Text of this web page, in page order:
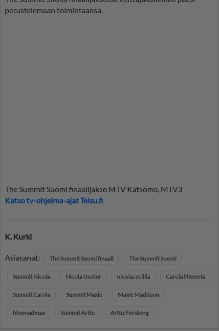
perustelemaan toimintaansa.
The Summit Suomi finaalijakso MTV Katsomo, MTV3
Katso tv-ohjelma-ajat Telsu.fi
K. Kurki
Asiasanat: The Summit Suomi finaali The Summit Suomi
Summit Nicola Nicola Ussher nicolaceciilia Carola Niemelä
Summit Carola Summit Maxie Maxie Madisson
hbomadmax Summit Arttu Arttu Forsberg